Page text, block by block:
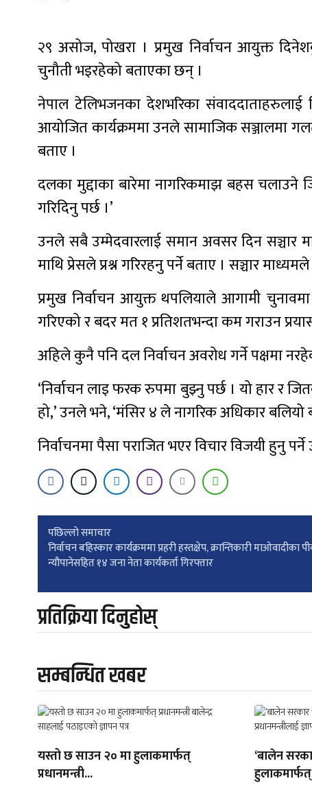
२९ असोज, पोखरा । प्रमुख निर्वाचन आयुक्त
चुनौती भइरहेको बताएका छन् ।
नेपाल टेलिभजनका देशभरिका संवाददाताहरुलाई
आयोजित कार्यक्रममा उनले सामाजिक सञ्जालमा
बताए ।
दलका मुद्दाका बारेमा नागरिकमाझ बहस चलाउने
गरिदिनु पर्छ ।’
उनले सबै उम्मेदवारलाई समान अवसर दिन सञ्चार
माथि प्रेसले प्रश्न गरिरहनु पर्ने बताए । सञ्चार
प्रमुख निर्वाचन आयुक्त थपलियाले आगामी
गरिएको र बदर मत १ प्रतिशतभन्दा कम गराउन
अहिले कुनै पनि दल निर्वाचन अवरोध गर्ने पक्षमा
‘निर्वाचन लाइ फरक रुपमा बुझ्नु पर्छ । यो हार र
हो,’ उनले भने, ‘मंसिर ४ ले नागरिक अधिकार बलियो
निर्वाचनमा पैसा पराजित भएर विचार विजयी हुनु
Post
navigation
पछिल्लाे समाचार
निर्वाचन बहिस्कार कार्यक्रममा प्रहरी हस्तक्षेप, क्रान्तिकारी माओवादीका
न्यौपानेसहित १४ जना नेता कार्यकर्ता गिरफ्तार
प्रतिक्रिया दिनुहोस्
सम्बन्धित खबर
यस्तो छ साउन २० मा हुलाकमार्फत्
प्रधानमन्त्री...
‘बालेन